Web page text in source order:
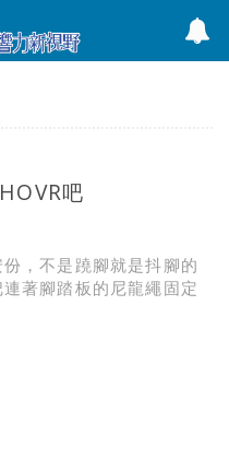
吧
，不是蹺腳就是抖腳的
著腳踏板的尼龍繩固定